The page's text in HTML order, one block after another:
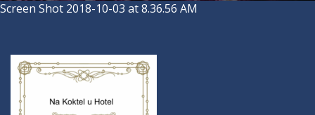
Screen Shot 2018-10-03 at 8.36.56 AM